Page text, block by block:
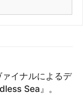
イナルによるデ
Sea』。